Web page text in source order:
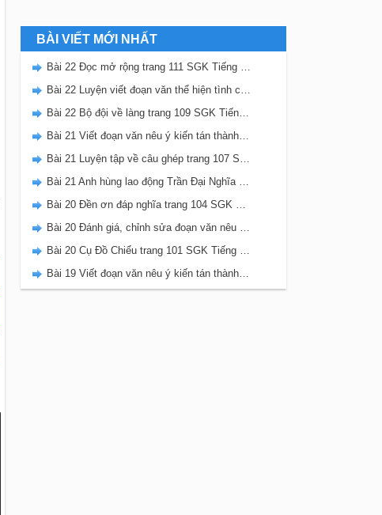
BÀI VIẾT MỚI NHẤT
Bài 22 Đọc mở rộng trang 111 SGK Tiếng Việt 5 Kết nối tri thức tập 2
Bài 22 Luyện viết đoạn văn thể hiện tình cảm, cảm xúc về một sự việc trang 111 SGK Tiếng Việt 5 Kết nối tri thức tập 2
Bài 22 Bộ đội về làng trang 109 SGK Tiếng Việt 5 Kết nối tri thức tập 2
Bài 21 Viết đoạn văn nêu ý kiến tán thành một sự việc, hiện tượng (Bài viết số 2) trang 108 SGK Tiếng Việt 5 Kết nối tri thức tập 2
Bài 21 Luyện tập về câu ghép trang 107 SGK Tiếng Việt 5 Kết nối tri thức tập 2
Bài 21 Anh hùng lao động Trần Đại Nghĩa trang 106 SGK Tiếng Việt 5 Kết nối tri thức tập 2
Bài 20 Đền ơn đáp nghĩa trang 104 SGK Tiếng Việt 5 Kết nối tri thức tập 2
Bài 20 Đánh giá, chỉnh sửa đoạn văn nêu ý kiến tán thành một sự vật, hiện tượng trang 103 SGK Tiếng Việt 5 Kết nối tri thức tập 2
Bài 20 Cụ Đồ Chiểu trang 101 SGK Tiếng Việt 5 Kết nối tri thức tập 2
Bài 19 Viết đoạn văn nêu ý kiến tán thành một sự việc, hiện tượng (Bài viết số 1) trang 100 SGK Tiếng Việt 5 Kết nối tri thức tập 2